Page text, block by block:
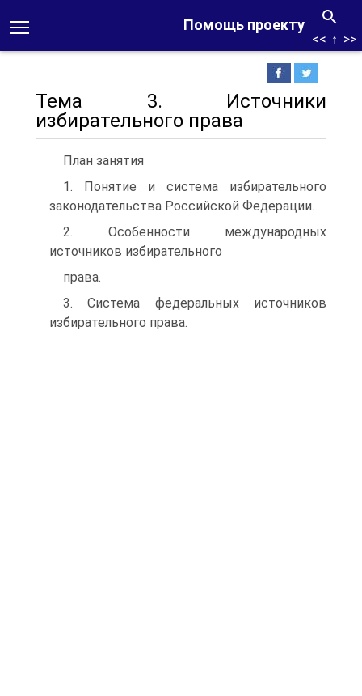
Помощь проекту
<< ↑ >>
Тема 3. Источники
избирательного права
План занятия
1. Понятие и система избирательного
законодательства Российской Федерации.
2. Особенности международных
источников избирательного
права.
3. Система федеральных источников
избирательного права.